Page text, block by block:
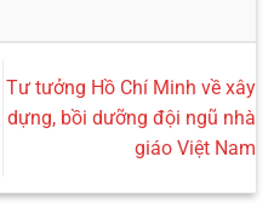
Tư tưởng Hồ Chí Minh về xây
dựng, bồi dưỡng đội ngũ nhà
giáo Việt Nam